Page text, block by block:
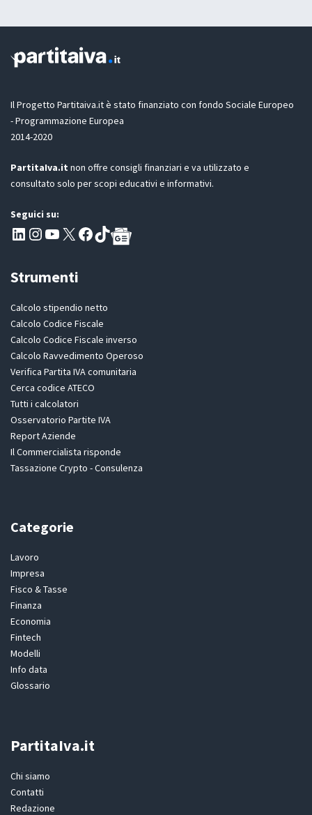
o
en
D
P
R
*
Il Progetto Partitaiva.it è stato finanziato con fondo Sociale Europeo
- Programmazione Europea
2014-2020
PartitaIva.it non offre consigli finanziari e va utilizzato e
consultato solo per scopi educativi e informativi.
Seguici su:
Pagina LinkedIn PartitaIva
Instagram
Canale YouTube Evoluzione - Partitaiva.it
X Segui PartitaIva su Facebook
TikTok
Strumenti
Calcolo stipendio netto
Calcolo Codice Fiscale
Calcolo Codice Fiscale inverso
Calcolo Ravvedimento Operoso
Verifica Partita IVA comunitaria
Cerca codice ATECO
Tutti i calcolatori
Osservatorio Partite IVA
Report Aziende
Il Commercialista risponde
Tassazione Crypto - Consulenza
Categorie
Lavoro
Impresa
Fisco & Tasse
Finanza
Economia
Fintech
Modelli
Info data
Glossario
PartitaIva.it
Chi siamo
Contatti
Redazione